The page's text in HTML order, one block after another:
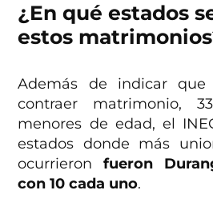
¿En qué estados
estos
Además de indicar
contraer matrimonio,
menores de edad, el
estados donde más
ocurrieronfueron
con 10 cada uno.